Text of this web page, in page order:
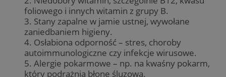
foliowego i innych witamin z grupy B.
3. Stany zapalne w jamie ustnej, wywołane
zaniedbaniem higieny.
4. Osłabiona odporność – stres, choroby
autoimmunologiczne czy infekcje wirusowe.
5. Alergie pokarmowe – np. na kwaśny pokarm,
który podrażnia błonę śluzową.